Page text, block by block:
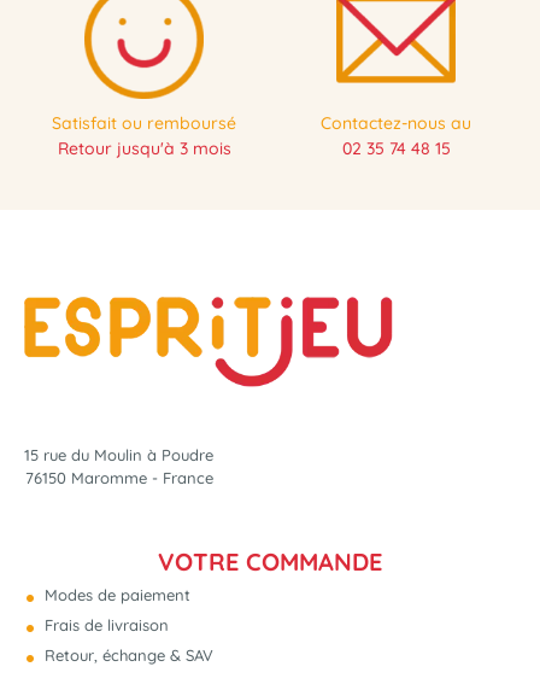
Satisfait ou remboursé
Retour jusqu'à 3 mois
Contactez-nous au
02 35 74 48 15
15 rue du Moulin à Poudre
76150 Maromme - France
VOTRE COMMANDE
Modes de paiement
Frais de livraison
Retour, échange & SAV